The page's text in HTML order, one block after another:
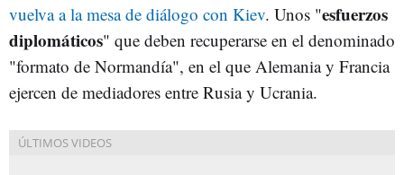
vuelva a la mesa de diálogo con Kiev. Unos "esfuerzos
diplomáticos" que deben recuperarse en el denominado
"formato de Normandía", en el que Alemania y Francia
ejercen de mediadores entre Rusia y Ucrania.